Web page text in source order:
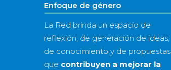
Enfoque de género
La Red brinda un espacio de
reflexión, de generación de ideas,
de conocimiento y de propuestas
que contribuyen a mejorar la